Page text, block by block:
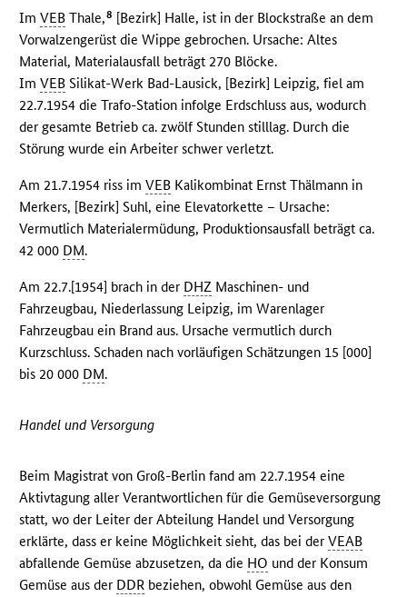
ImVEB Thale,8 [Bezirk] Halle, ist in der Blockstraße an dem
Vorwalzengerüst die Wippe gebrochen. Ursache: Altes
Material, Materialausfall beträgt 270 Blöcke.
ImVEB Silikat-Werk Bad-Lausick, [Bezirk] Leipzig, fiel am
22.7.1954 die Trafo-Station infolge Erdschluss aus, wodurch
der gesamte Betrieb ca. zwölf Stunden stilllag. Durch die
Störung wurde ein Arbeiter schwer verletzt.
Am 21.7.1954 riss imVEB Kalikombinat Ernst Thälmann in
Merkers, [Bezirk] Suhl, eine Elevatorkette – Ursache:
Vermutlich Materialermüdung, Produktionsausfall beträgt ca.
42 000 DM.
Am 22.7.[1954] brach in der DHZ Maschinen- und
Fahrzeugbau, Niederlassung Leipzig, im Warenlager
Fahrzeugbau ein Brand aus. Ursache vermutlich durch
Kurzschluss. Schaden nach vorläufigen Schätzungen 15 [000]
bis 20 000 DM.
Handel und Versorgung
Beim Magistrat von Groß-Berlin fand am 22.7.1954 eine
Aktivtagung aller Verantwortlichen für die Gemüseversorgung
statt, wo der Leiter der Abteilung Handel und Versorgung
erklärte, dass er keine Möglichkeit sieht, das bei derVEAB
abfallende Gemüse abzusetzen, da die HO und der Konsum
Gemüse aus der DDR beziehen, obwohl Gemüse aus den